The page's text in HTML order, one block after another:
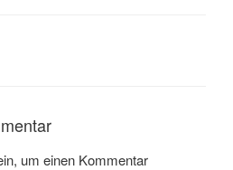
um einen Kommentar